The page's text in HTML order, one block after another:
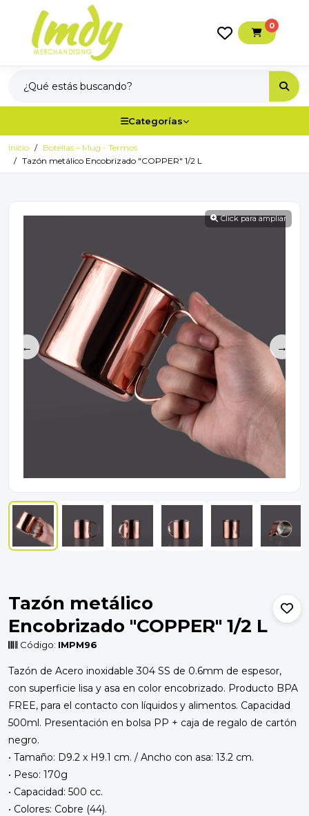
0
Categorías
Inicio
Botellas – Mug - Termos
Tazón metálico Encobrizado "COPPER" 1/2 L
Click para ampliar
← →
Tazón metálico
Encobrizado "COPPER" 1/2 L
Código: IMPM96
Tazón de Acero inoxidable 304 SS de 0.6mm de espesor,
con superficie lisa y asa en color encobrizado. Producto BPA
FREE, para el contacto con líquidos y alimentos. Capacidad
500ml. Presentación en bolsa PP + caja de regalo de cartón
negro.
• Tamaño: D9.2 x H9.1 cm. / Ancho con asa: 13.2 cm.
• Peso: 170g
• Capacidad: 500 cc.
• Colores: Cobre (44).